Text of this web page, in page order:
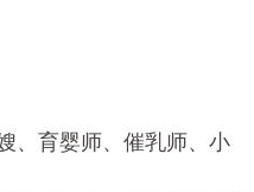
、育婴师、催乳师、小